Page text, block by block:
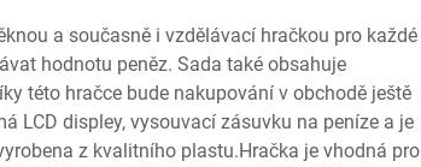
a současně i vzdělávací hračkou pro každé
hodnotu peněz. Sada také obsahuje
této hračce bude nakupování v obchodě ještě
LCD displey, vysouvací zásuvku na peníze a je
z kvalitního plastu.Hračka je vhodná pro